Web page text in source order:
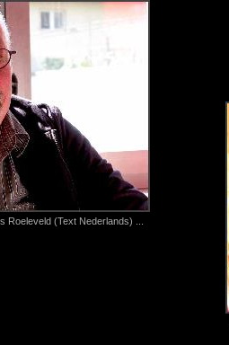
Roeleveld (Text Nederlands) ...